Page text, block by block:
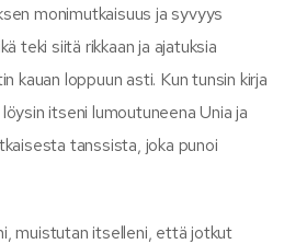
monimutkaisuus ja syvyys
teki siitä rikkaan ja ajatuksia
kauan loppuun asti. Kun tunsin kirja
itseni lumoutuneena Unia ja
tanssista, joka punoi
muistutan itselleni, että jotkut